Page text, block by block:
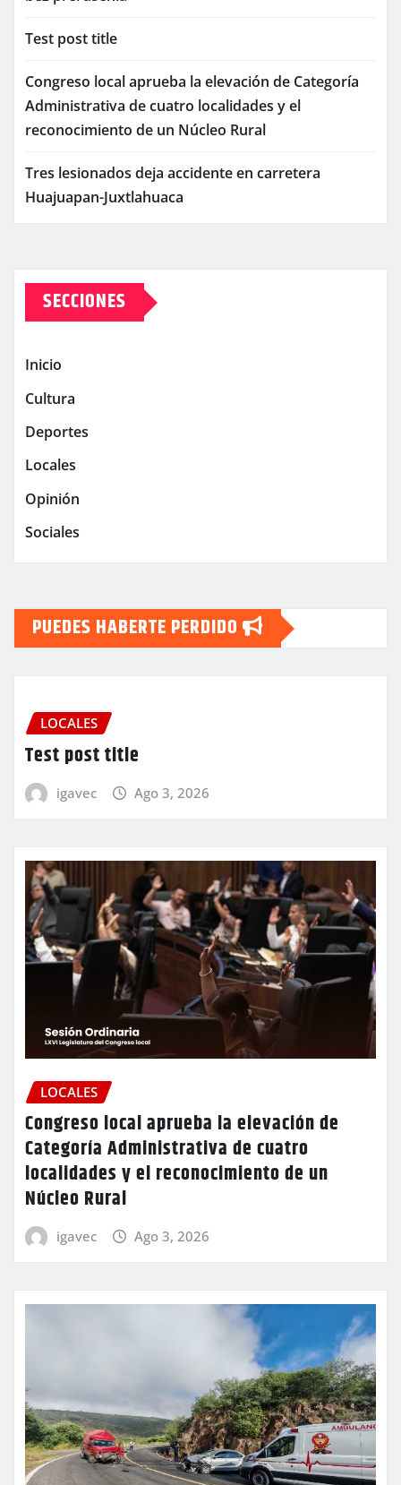
Test post title
Congreso local aprueba la elevación de Categoría
Administrativa de cuatro localidades y el
reconocimiento de un Núcleo Rural
Tres lesionados deja accidente en carretera
Huajuapan-Juxtlahuaca
SECCIONES
Inicio
Cultura
Deportes
Locales
Opinión
Sociales
PUEDES HABERTE PERDIDO
LOCALES
Test post title
igavec Ago 3, 2026
LOCALES
Congreso local aprueba la elevación de
Categoría Administrativa de cuatro
localidades y el reconocimiento de un
Núcleo Rural
igavec Ago 3, 2026